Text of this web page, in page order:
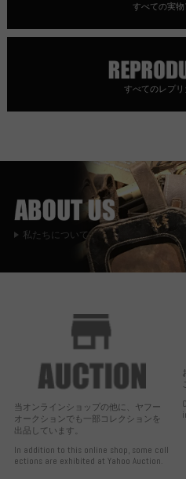
すべての実
すべてのレプ
私たちについて
当オンラインショップの他に、ヤフー
オークションでも一部コレクションを
出品しています。
In addition to this online shop, some coll
ections are exhibited at Yahoo Auction.